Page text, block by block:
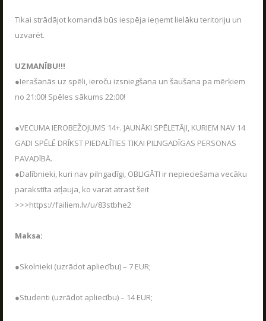
Tikai strādājot komandā būs iespēja ieņemt lielāku teritoriju un
uzvarēt.
UZMANĪBU!!!
●Ierašanās uz spēli, ieroču izsniegšana un šaušana pa mērķiem
no 21:00! Spēles sākums 22:00!
●VECUMA IEROBEŽOJUMS 14+. JAUNĀKI SPĒLETĀJI, KURIEM NAV 14
GADI SPĒLĒ DRĪKST PIEDALĪTIES TIKAI PILNGADĪGAS PERSONAS
PAVADĪBĀ.
●Dalībnieki, kuri nav pilngadīgi, OBLIGĀTI ir nepieciešama vecāku
parakstīta atļauja, ko varat atrast šeit
>>>https://failiem.lv/u/83stbhe2
Maksa:
●Skolnieki (uzrādot apliecību) – 7 EUR;
●Studenti (uzrādot apliecību) – 14 EUR;
LV RU EN
SKOLĒNU EKSKURSIJAS
08.04.2026
LASĪT
04.12.2025
sezonu.